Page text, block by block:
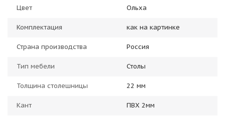
Цвет Ольха
Комплектация как на картинке
Страна производства Россия
Тип мебели Столы
Толщина столешницы 22 мм
Кант ПВХ 2мм